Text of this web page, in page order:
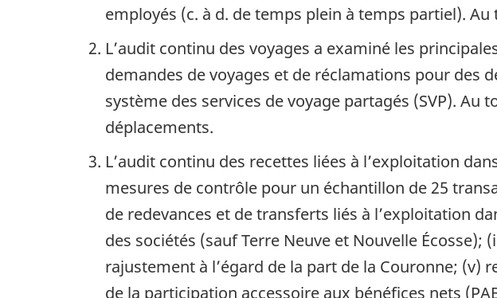
employés (c. à d. de temps plein à temps partiel).
L’audit continu des voyages a examiné les
demandes de voyages et de réclamations pour des
système des services de voyage partagés (SVP).
déplacements.
L’audit continu des recettes liées à l’exploitation
mesures de contrôle pour un échantillon de 25
de redevances et de transferts liés à l’exploitation
des sociétés (sauf Terre Neuve et Nouvelle
rajustement à l’égard de la part de la Couronne; (v)
de la participation accessoire aux bénéfices nets